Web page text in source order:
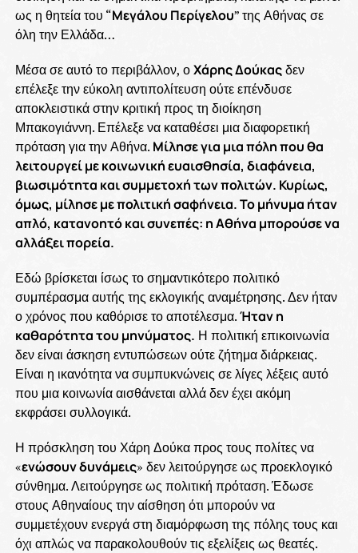
ως η θητεία του “Μεγάλου Περίγελου” της Αθήνας σε
όλη την Ελλάδα…
Μέσα σε αυτό το περιβάλλον, οΧάρης Δούκαςδεν
επέλεξε την εύκολη αντιπολίτευση ούτε επένδυσε
αποκλειστικά στην κριτική προς τη διοίκηση
Μπακογιάννη. Επέλεξε να καταθέσει μια διαφορετική
πρόταση για την Αθήνα. Μίλησε για μια πόλη που θα
λειτουργεί με κοινωνική ευαισθησία, διαφάνεια,
βιωσιμότητα και συμμετοχή των πολιτών. Κυρίως,
όμως, μίλησε με πολιτική σαφήνεια. Το μήνυμα ήταν
απλό, κατανοητό και συνεπές: η Αθήνα μπορούσε να
αλλάξει πορεία.
Εδώ βρίσκεται ίσως το σημαντικότερο πολιτικό
συμπέρασμα αυτής της εκλογικής αναμέτρησης. Δεν ήταν
ο χρόνος που καθόρισε το αποτέλεσμα.Ήταν η
καθαρότητα του μηνύματος. Η πολιτική επικοινωνία
δεν είναι άσκηση εντυπώσεων ούτε ζήτημα διάρκειας.
Είναι η ικανότητα να συμπυκνώνεις σε λίγες λέξεις αυτό
που μια κοινωνία αισθάνεται αλλά δεν έχει ακόμη
εκφράσει συλλογικά.
Η πρόσκληση του Χάρη Δούκα προς τους πολίτες να
«ενώσουν δυνάμεις» δεν λειτούργησε ως προεκλογικό
σύνθημα. Λειτούργησε ως πολιτική πρόταση. Έδωσε
στους Αθηναίους την αίσθηση ότι μπορούν να
συμμετέχουν ενεργά στη διαμόρφωση της πόλης τους και
όχι απλώς να παρακολουθούν τις εξελίξεις ως θεατές.